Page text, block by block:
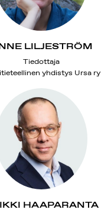
LILJESTRÖM
Tiedottaja
yhdistys Ursa ry
HAAPARANTA